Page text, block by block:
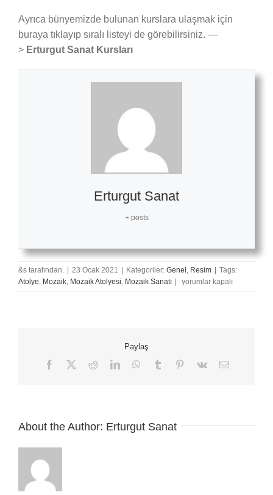
Ayrıca bünyemizde bulunan kurslara ulaşmak için
buraya tıklayıp sıralı listeyi de görebilirsiniz. —
> Erturgut Sanat Kursları
Erturgut Sanat
+ posts
&s tarafından. 23 Ocak 2021 Kategoriler: Genel , Resim
Tags:
Atolye, Mozaik, Mozaik Atolyesi, Mozaik Sanatı
Mozaik
Sanatı
yorumlar kapalı
Paylaş
Facebook RedditLinkedInWhatsApp
Tumblr Pinterest
Vk
E-
About the Author: Erturgut Sanat